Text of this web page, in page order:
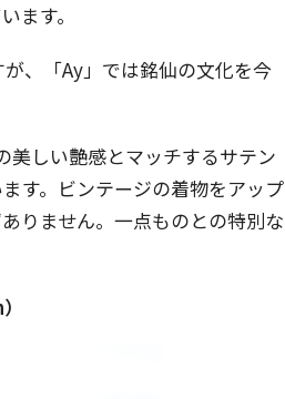
ます。
、「Ay」では銘仙の文化を今
美しい艶感とマッチするサテン
す。ビンテージの着物をアップ
りません。一点ものとの特別な